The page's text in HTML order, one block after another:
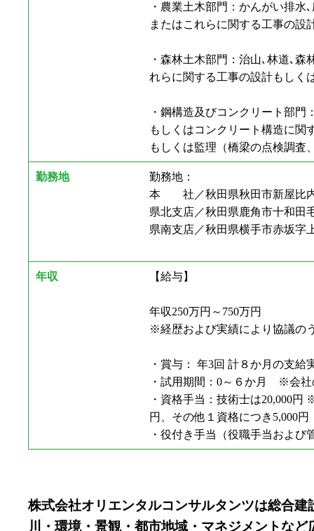
・農業土木部門：かんがい排
またはこれらに関する工事の設
・森林土木部門：治山､林道､
れらに関する工事の設計もしく
・鋼構造及びコンクリート部
もしくはコンクリート構造に関
もしくは監理（橋梁の点検調査
勤務地
勤務地：
本 社／秋田県秋田市新屋比
県北支店／秋田県鹿角市十和田
県南支店／秋田県横手市赤坂字
年収 【給与】
年収250万円～750万円
※経歴および実績により協議の
・賞与： 年3回 計８か月の支給
・試用期間：0～６か月 ※会社
・資格手当：技術士は20,000
円、その他１資格につき5,000円
・役付き手当（役職手当および
株式会社オリエンタルコンサルタンツは総合
川・環境・景観・都市地域・マネジメントな